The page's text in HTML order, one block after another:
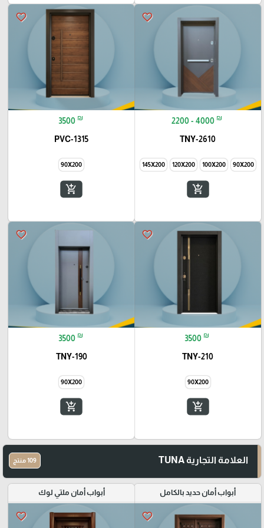
favorite_border
2200 - 4000 ₪
TNY-2610
90X200
100X200
120X200
145X200
add_shopping_cart
favorite_border
3500 ₪
PVC-1315
90X200
add_shopping_cart
favorite_border
3500 ₪
TNY-210
90X200
add_shopping_cart
favorite_border
3500 ₪
TNY-190
90X200
add_shopping_cart
العلامة التجارية TUNA 109 منتج
أبواب أمان حديد بالكامل
favorite_border
أبواب أمان ملتي لوك
favorite_border